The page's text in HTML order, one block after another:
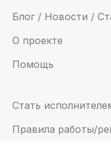
Блог / Новости /
О проекте
Помощь
Стать
Правила работы/